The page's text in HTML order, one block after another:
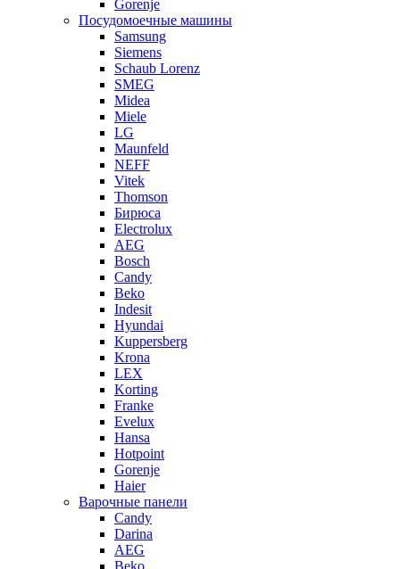
Gorenje
Посудомоечные машины
Samsung
Siemens
Schaub Lorenz
SMEG
Midea
Miele
LG
Maunfeld
NEFF
Vitek
Thomson
Бирюса
Electrolux
AEG
Bosch
Candy
Beko
Indesit
Hyundai
Kuppersberg
Krona
LEX
Korting
Franke
Evelux
Hansa
Hotpoint
Gorenje
Haier
Варочные панели
Candy
Darina
AEG